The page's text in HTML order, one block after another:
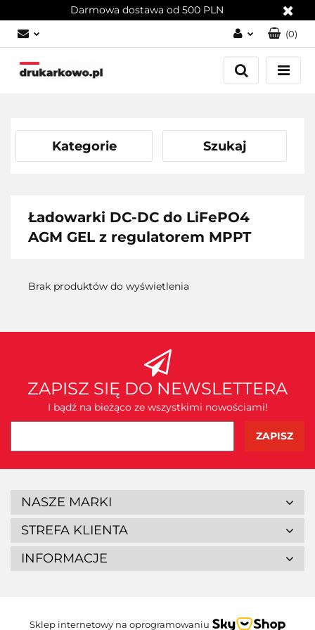
Darmowa dostawa od 500 PLN
Zaloguj się
Załóż konto
(0)
Kategorie Szukaj
Ładowarki DC-DC do LiFePO4
AGM GEL z regulatorem MPPT
Brak produktów do wyświetlenia
ZAPISZ SIĘ DO NEWSLETTERA
I bądź na bieżąco ze wszystkimi nowościami!
NASZE MARKI
STREFA KLIENTA
INFORMACJE
Sklep internetowy na oprogramowaniu